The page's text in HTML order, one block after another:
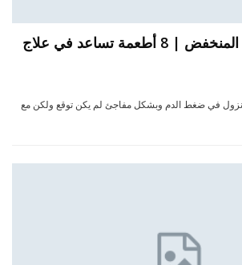
مشروبات للضغط المنخفض | 8 أطعمة تساعد في علاج
في ضغط الدم وبشكل مفاجئ لم يكن توقع ولكن مع